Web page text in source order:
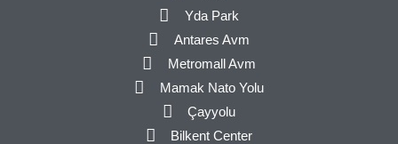
Yda Park
Antares Avm
Metromall Avm
Mamak Nato Yolu
Çayyolu
Bilkent Center